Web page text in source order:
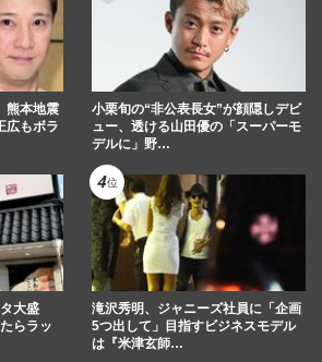
熊本地震
広もボラ
小栗旬の“非公表長女”が顔隠しデビ
ュー、透ける山田優の「スーパーモ
デルに」野…
大盛
らラッ
滝沢秀明、ジャニーズ社員に「企画
5つ出して」目指すビジネスモデル
は『米津玄師…